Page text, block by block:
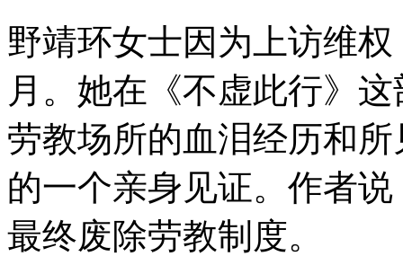
野靖环女士因为上访维
月。她在《不虚此行》
劳教场所的血泪经历和
的一个亲身见证。作者
最终废除劳教制度。